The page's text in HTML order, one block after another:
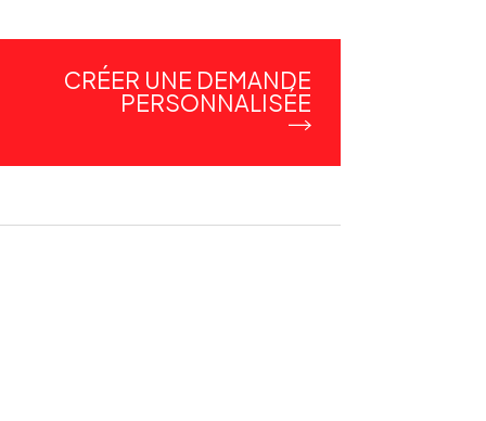
CRÉER UNE DEMANDE
PERSONNALISÉE